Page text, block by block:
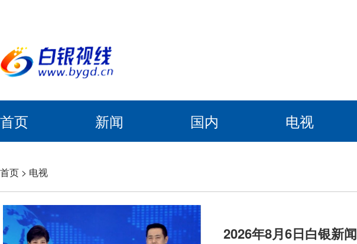
首页 新闻 国内 电视
首页 > 电视
2026年8月6日白银新闻